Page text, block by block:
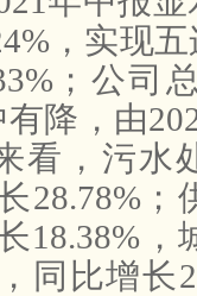
，实现
；公司
降，由
看，污水
28.78%
18.38%
同比增长